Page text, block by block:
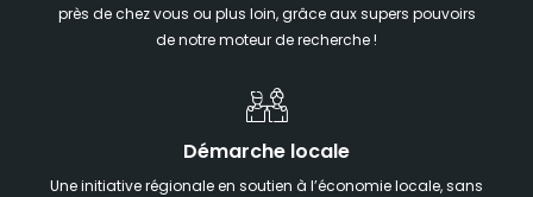
près de chez vous ou plus loin, grâce aux supers pouvoirs
de notre moteur de recherche !
Démarche locale
Une initiative régionale en soutien à l’économie locale, sans